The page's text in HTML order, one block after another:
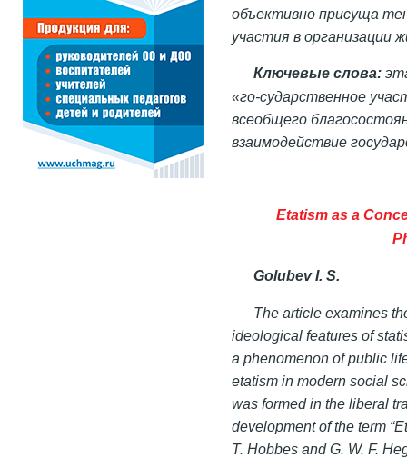
объективно присуща
участия в организации
Ключевые слова:
«го-сударственное
всеобщего
взаимодействие
Etatism as a
Golubev I. S.
The article examines
ideological features of
a phenomenon of public
etatism in modern social
was formed in the liberal
development of the term
T. Hobbes and G. W. F.